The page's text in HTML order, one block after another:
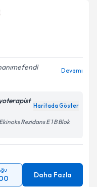
Devamı
Haritada Göster
Rezidans E 1 B Blok
Daha Fazla